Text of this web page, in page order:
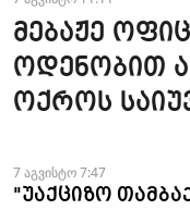
მებაჟე
ოდენობით
ოქროს
ფაქტები
7 აგვისტო 7:47
"უაქციზო